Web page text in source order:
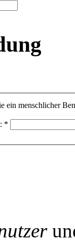
ein menschlicher
*